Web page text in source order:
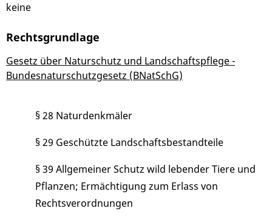
keine
Rechtsgrundlage
Gesetz über Naturschutz und Landschaftspflege -
Bundesnaturschutzgesetz (BNatSchG)
§ 28 Naturdenkmäler
§ 29 Geschützte Landschaftsbestandteile
§ 39 Allgemeiner Schutz wild lebender Tiere und
Pflanzen; Ermächtigung zum Erlass von
Rechtsverordnungen